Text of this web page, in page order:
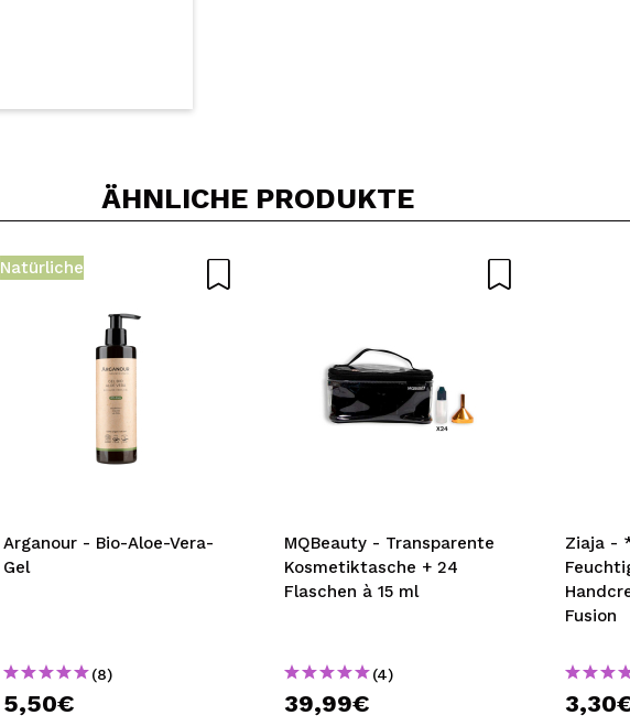
ÄHNLICHE PRODUKTE
Natürliche
Arganour - Bio-Aloe-Vera-
Gel
(8)
5,50€
MQBeauty - Transparente
Kosmetiktasche + 24
Flaschen à 15 ml
(4)
39,99€
Ziaja -
Fusion